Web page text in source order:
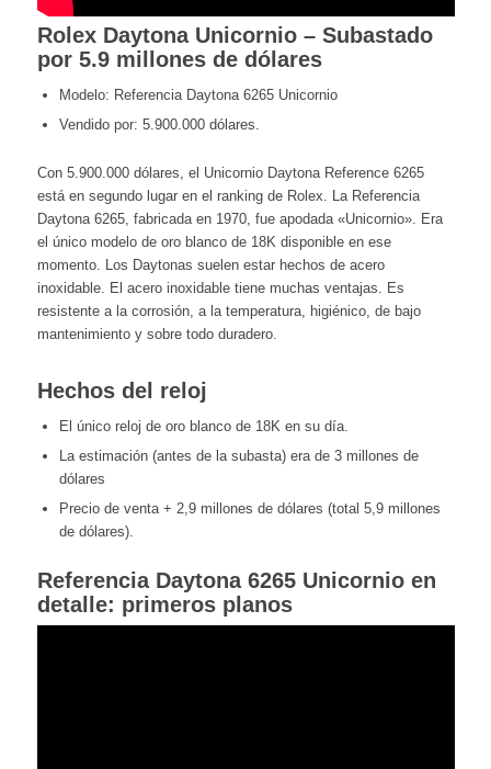
Rolex Daytona Unicornio – Subastado
por 5.9 millones de dólares
Modelo: Referencia Daytona 6265 Unicornio
Vendido por: 5.900.000 dólares.
Con 5.900.000 dólares, el Unicornio Daytona Reference 6265
está en segundo lugar en el ranking de Rolex. La Referencia
Daytona 6265, fabricada en 1970, fue apodada «Unicornio». Era
el único modelo de oro blanco de 18K disponible en ese
momento. Los Daytonas suelen estar hechos de acero
inoxidable. El acero inoxidable tiene muchas ventajas. Es
resistente a la corrosión, a la temperatura, higiénico, de bajo
mantenimiento y sobre todo duradero.
Hechos del reloj
El único reloj de oro blanco de 18K en su día.
La estimación (antes de la subasta) era de 3 millones de
dólares
Precio de venta + 2,9 millones de dólares (total 5,9 millones
de dólares).
Referencia Daytona 6265 Unicornio en
detalle: primeros planos